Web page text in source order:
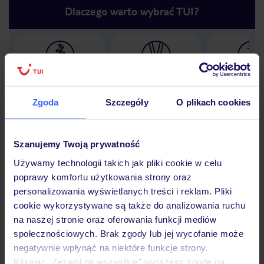
Zgoda Szczegóły O plikach cookies
Szanujemy Twoją prywatność
Używamy technologii takich jak pliki cookie w celu
poprawy komfortu użytkowania strony oraz
personalizowania wyświetlanych treści i reklam. Pliki
cookie wykorzystywane są także do analizowania ruchu
na naszej stronie oraz oferowania funkcji mediów
społecznościowych. Brak zgody lub jej wycofanie może
negatywnie wpłynąć na niektóre funkcje strony.
Klikając „Zezwól na wszystkie” wyrażasz zgodę na
Dlaczego warto wybrać TUI?
Lider niskich cen
podróży w Polsce
30 lat w
Hotel
Opinie
Pokoje